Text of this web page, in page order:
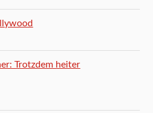
Trotzdem heiter